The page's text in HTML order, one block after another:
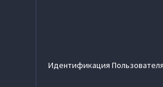
Идентификация